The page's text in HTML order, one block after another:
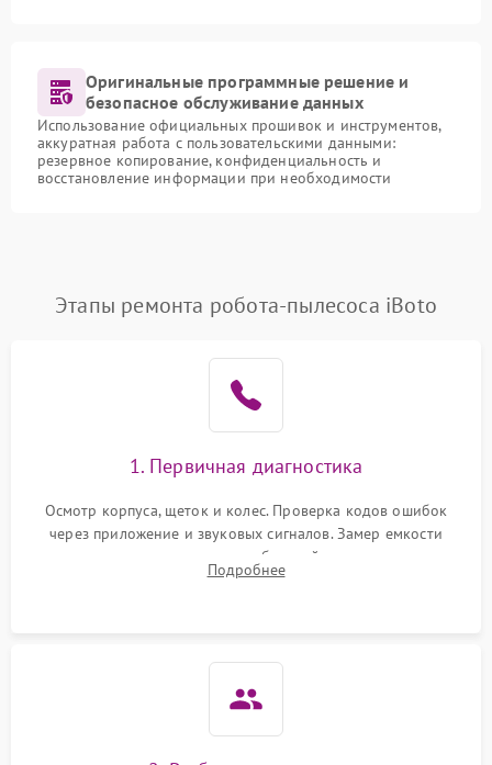
Оригинальные программные решение и
безопасное обслуживание данных
Использование официальных прошивок и инструментов,
аккуратная работа с пользовательскими данными:
резервное копирование, конфиденциальность и
восстановление информации при необходимости
Этапы ремонта робота-пылесоса iBoto
1. Первичная диагностика
Осмотр корпуса, щеток и колес. Проверка кодов ошибок
через приложение и звуковых сигналов. Замер емкости
аккумулятора и тестирование базовой станции зарядки.
Оценка работы лидара, бампера и датчиков падения для
Подробнее